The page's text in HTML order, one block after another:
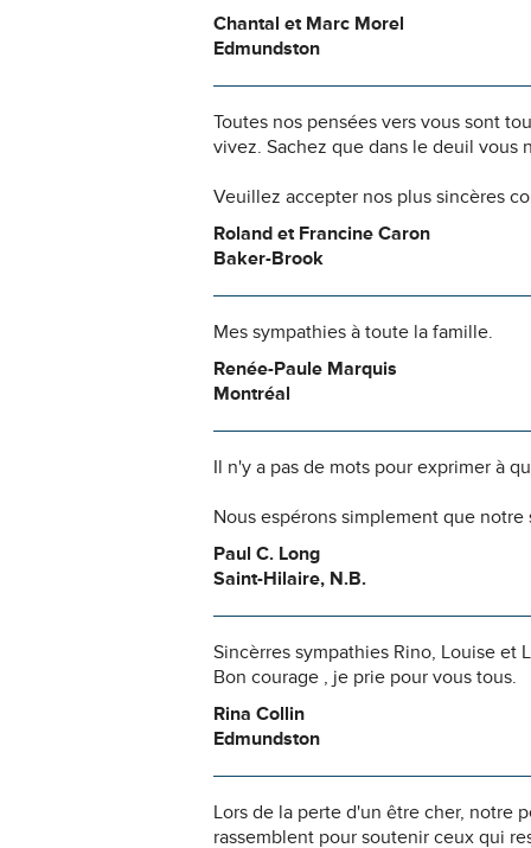
Chantal et Marc Morel
Edmundston
Toutes nos pensées vers vous sont
vivez. Sachez que dans le deuil vous
Veuillez accepter nos plus sincères
Roland et Francine Caron
Baker-Brook
Mes sympathies à toute la famille.
Renée-Paule Marquis
Montréal
Il n'y a pas de mots pour exprimer à
Nous espérons simplement que
Paul C. Long
Saint-Hilaire, N.B.
Sincèrres sympathies Rino, Louise et
Bon courage , je prie pour vous tous.
Rina Collin
Edmundston
Lors de la perte d'un être cher, notre
rassemblent pour soutenir ceux qui